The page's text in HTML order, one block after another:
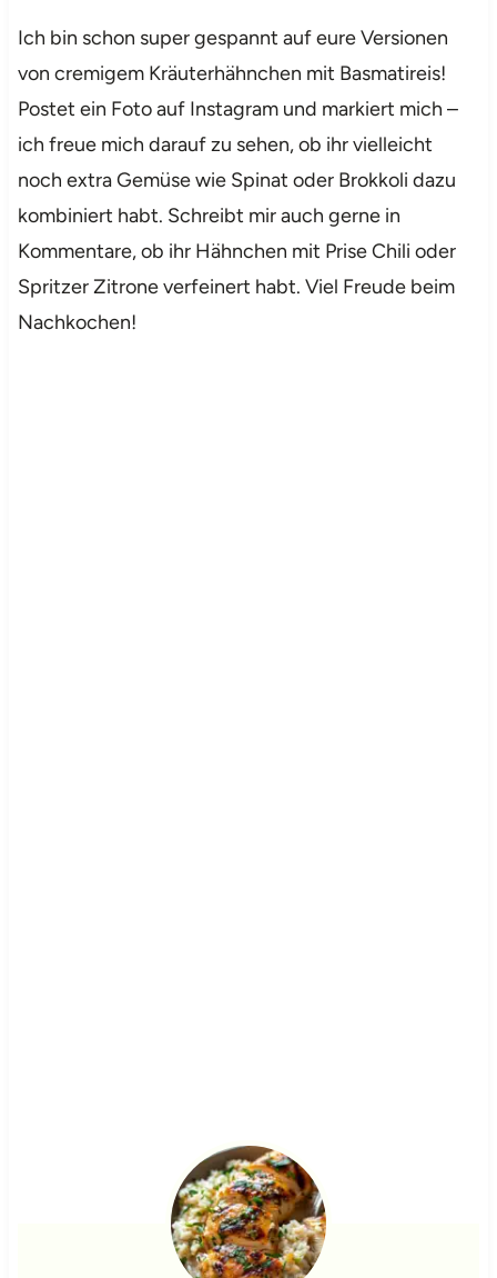
Ich bin schon super gespannt auf eure Versionen
von cremigem Kräuterhähnchen mit Basmatireis!
Postet ein Foto auf Instagram und markiert mich –
ich freue mich darauf zu sehen, ob ihr vielleicht
noch extra Gemüse wie Spinat oder Brokkoli dazu
kombiniert habt. Schreibt mir auch gerne in
Kommentare, ob ihr Hähnchen mit Prise Chili oder
Spritzer Zitrone verfeinert habt. Viel Freude beim
Nachkochen!